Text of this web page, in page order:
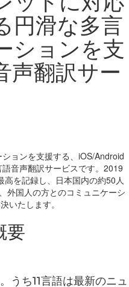
円滑な多言
ションを支
声翻訳サー
ョンを支援する、iOS/Android
音声翻訳サービスです。2019
を記録し、日本国内の約50人
外国人の方とのコミュニケーシ
いたします。
要
うち11言語は最新のニュ